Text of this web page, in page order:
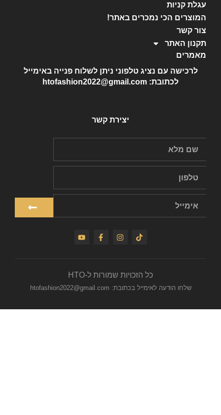
עגלת קניות
המוצרים הכי נמכרים באתר!
צור קשר
תקנון האתר
מאמרים
לרכישה עם נציג טלפוני ניתן לשלוח פנייה באימייל
לכתובת: htofashion2022@gmail.com
יצירת קשר
כל הזכויות שמורות ל-HTO
שלחו הודעה לאימייל בכתובת: htofashion2022@gmail.com